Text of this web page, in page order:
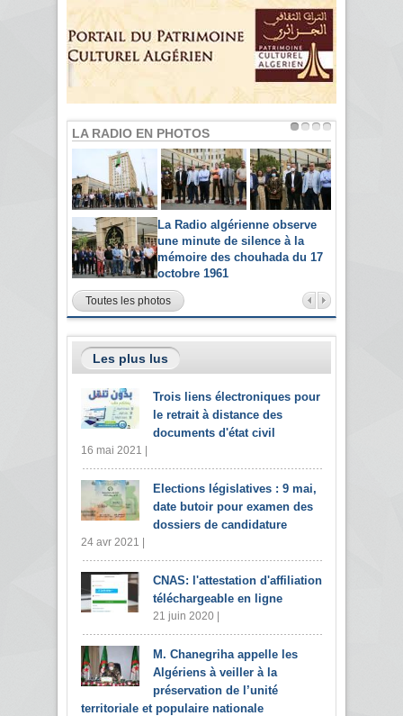
LA RADIO EN PHOTOS
La Radio algérienne observe
une minute de silence à la
mémoire des chouhada du 17
octobre 1961
Toutes les photos
Les plus lus
Trois liens électroniques pour
le retrait à distance des
documents d'état civil
16 mai 2021 |
Elections législatives : 9 mai,
date butoir pour examen des
dossiers de candidature
24 avr 2021 |
CNAS: l'attestation d'affiliation
téléchargeable en ligne
21 juin 2020 |
M. Chanegriha appelle les
Algériens à veiller à la
préservation de l’unité
territoriale et populaire nationale